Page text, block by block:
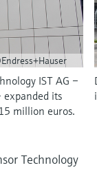
IST AG –
expanded its
million euros.
Technology